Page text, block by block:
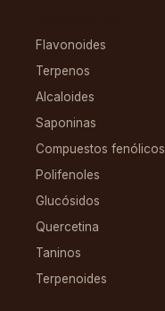
Flavonoides
Terpenos
Alcaloides
Saponinas
Compuestos fenólicos
Polifenoles
Glucósidos
Quercetina
Taninos
Terpenoides